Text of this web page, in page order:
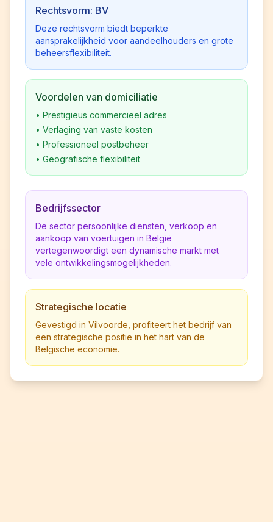
Rechtsvorm: BV
Deze rechtsvorm biedt beperkte
aansprakelijkheid voor aandeelhouders en grote
beheersflexibiliteit.
Voordelen van domiciliatie
• Prestigieus commercieel adres
• Verlaging van vaste kosten
• Professioneel postbeheer
• Geografische flexibiliteit
Bedrijfssector
De sector persoonlijke diensten, verkoop en
aankoop van voertuigen in België
vertegenwoordigt een dynamische markt met
vele ontwikkelingsmogelijkheden.
Strategische locatie
Gevestigd in Vilvoorde, profiteert het bedrijf van
een strategische positie in het hart van de
Belgische economie.